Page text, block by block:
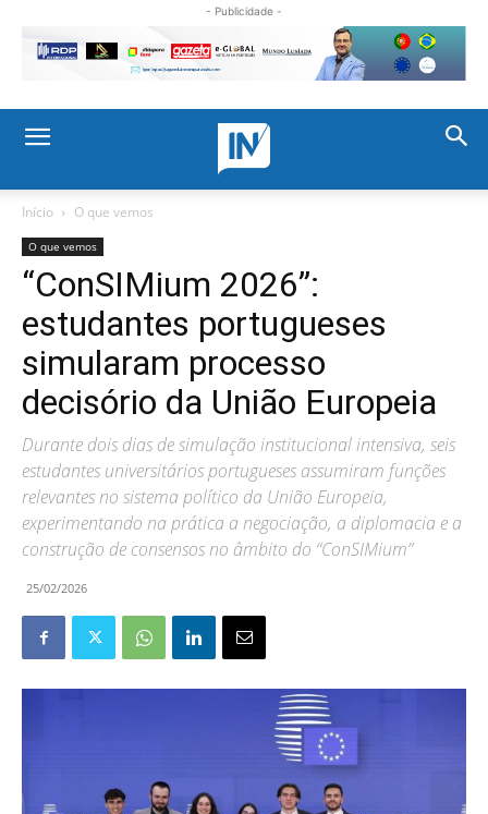
- Publicidade -
Início O que vemos
O que vemos
“ConSIMium 2026”:
estudantes portugueses
simularam processo
decisório da União Europeia
Durante dois dias de simulação institucional intensiva, seis
estudantes universitários portugueses assumiram funções
relevantes no sistema político da União Europeia,
experimentando na prática a negociação, a diplomacia e a
construção de consensos no âmbito do “ConSIMium”
25/02/2026